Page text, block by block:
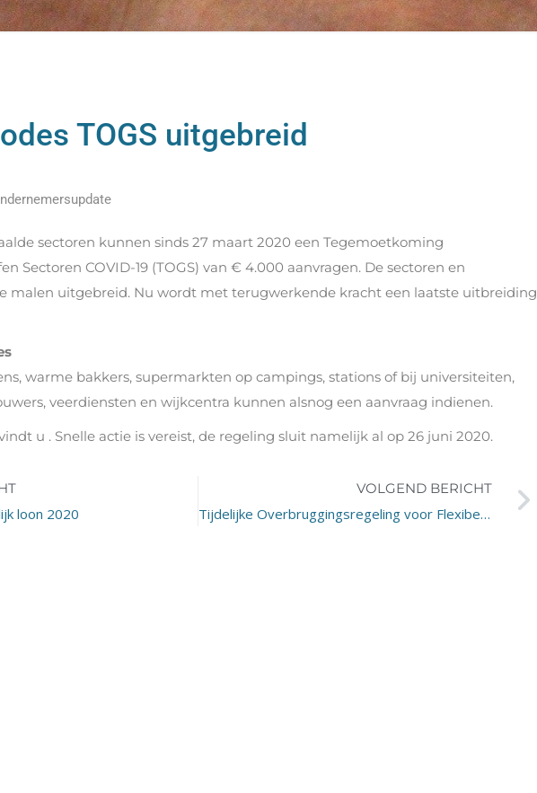
TOGS uitgebreid
sectoren kunnen sinds 27 maart 2020 een Tegemoetkoming
Sectoren COVID-19 (TOGS) van € 4.000 aanvragen. De sectoren en
malen uitgebreid. Nu wordt met terugwerkende kracht een laatste uitbreiding
warme bakkers, supermarkten op campings, stations of bij universiteiten,
veerdiensten en wijkcentra kunnen alsnog een aanvraag indienen.
u . Snelle actie is vereist, de regeling sluit namelijk al op 26 juni 2020.
loon 2020
VOLGEND BERICHT
Tijdelijke Overbruggingsregeling voor Flexibele Arbeidskrachten (TOFA)